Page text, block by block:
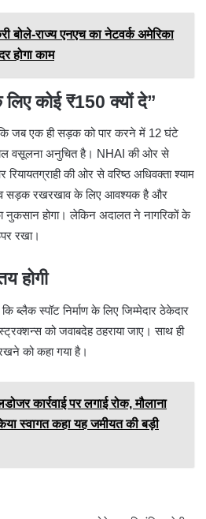
बोले-राज्य एनएच का नेटवर्क अमेरिका
होगा काम
कोई ₹150 क्यों दे”
कि जब एक ही सड़क को पार करने में 12 घंटे
वसूलना अनुचित है। NHAI की ओर से
की ओर से वरिष्ठ अधिवक्ता श्याम
सड़क रखरखाव के लिए आवश्यक है और
नुकसान होगा। लेकिन अदालत ने नागरिकों के
रखा।
होगी
कि ब्लैक स्पॉट निर्माण के लिए जिम्मेदार ठेकेदार
को जवाबदेह ठहराया जाए। साथ ही
रखने को कहा गया है।
कार्रवाई पर लगाई रोक, मौलाना
स्वागत कहा यह जमीयत की बड़ी